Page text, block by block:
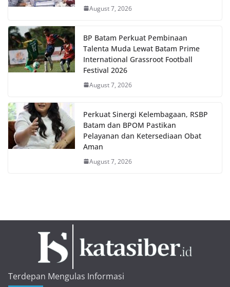
August 7, 2026
BP Batam Perkuat Pembinaan
Talenta Muda Lewat Batam Prime
International Grassroot Football
Festival 2026
August 7, 2026
Perkuat Sinergi Kelembagaan, RSBP
Batam dan BPOM Pastikan
Pelayanan dan Ketersediaan Obat
Aman
August 7, 2026
Terdepan Mengulas Informasi